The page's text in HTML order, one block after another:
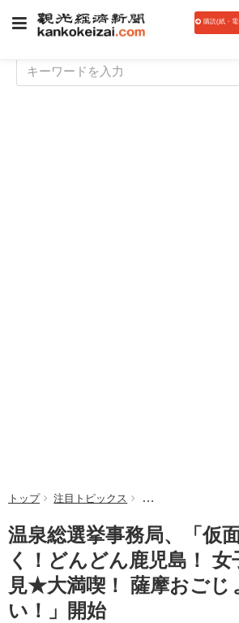
購読(紙・
トップ 注目トピックス 温泉総選挙事務局
温泉総選挙事務局、「仮
く！どんどん鹿児島！ 女
見★大満喫！ 薩摩おごじ
い！」開始